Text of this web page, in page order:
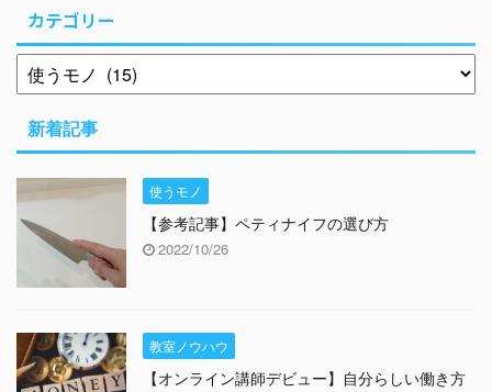
カテゴリー
新着記事
使うモノ
【参考記事】ペティナイフの選び方
2022/10/26
教室ノウハウ
【オンライン講師デビュー】自分らしい働き方